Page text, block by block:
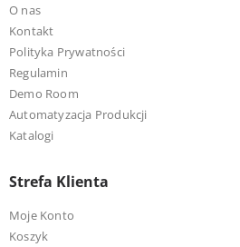
O nas
Kontakt
Polityka Prywatności
Regulamin
Demo Room
Automatyzacja Produkcji
Katalogi
Strefa Klienta
Moje Konto
Koszyk